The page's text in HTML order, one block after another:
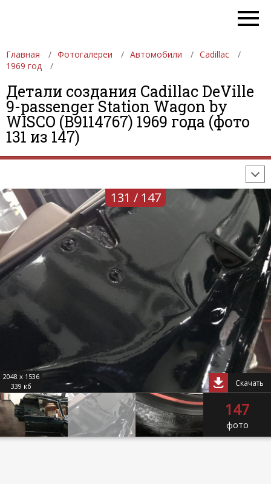
Главная Фотогалереи Автомобили
Cadillac
1969 год
Детали создания Cadillac DeVille
9-passenger Station Wagon by
WISCO (B9114767) 1969 года (фото
131 из 147)
ФОТОГАЛЕРЕИ АВТОМОБИЛИ
ДЕВУШКИ
АВТОСАЛОНЫ
131 / 147
2048 x 1536
339 кб
Скачать
147
фото